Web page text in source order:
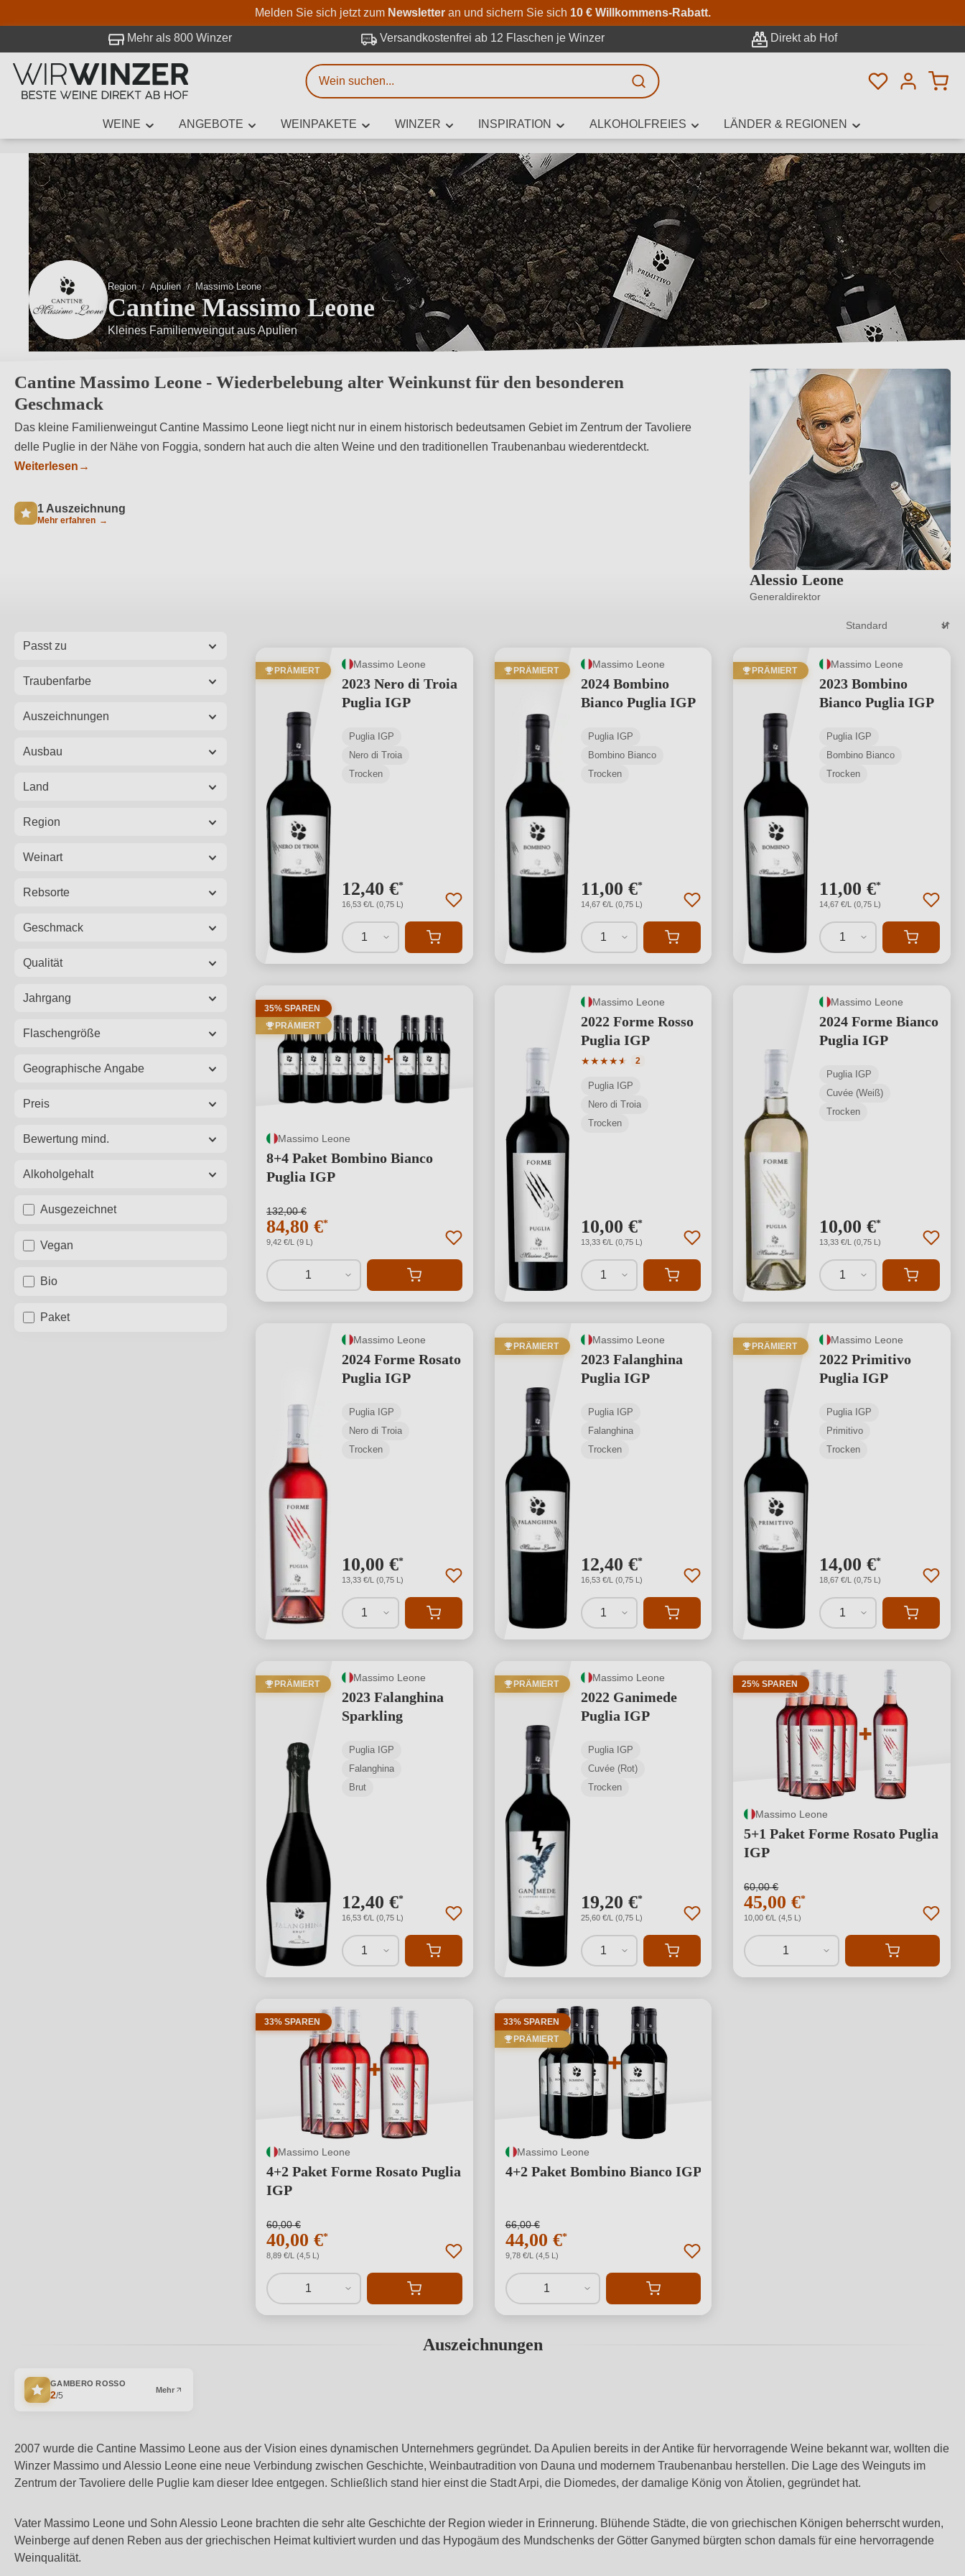
Zum Hauptinhalt springen
Zur Suche springen
Zur Hauptnavigation springen
Melden Sie sich jetzt zum Newsletteran und sichern Sie sich 10 € Willkommens-Rabatt.
Mehr als 800 Winzer Versandkostenfrei ab 12 Flaschen je Winzer Direkt ab Hof
Du hast 0
WEINE ANGEBOTE WEINPAKETE WINZER INSPIRATION ALKOHOLFREIES LÄNDER & REGIONEN
Region Apulien Massimo Leone
Cantine Massimo Leone
Wiederentdeckung der traditionellen Weine
Cantine Massimo Leone - Wiederbelebung alter Weinkunst für den besonderen
Geschmack
Das kleine Familienweingut Cantine Massimo Leone liegt nicht nur in einem historisch bedeutsamen Gebiet im Zentrum der Tavoliere
delle Puglie in der Nähe von Foggia, sondern hat auch die alten Weine und den traditionellen Traubenanbau wiederentdeckt.
Weiterlesen →
1 Auszeichnung
Mehr erfahren →
Alessio Leone
Generaldirektor
Passt zu
Traubenfarbe
Auszeichnungen
Ausbau
Land
Region
Weinart
Rebsorte
Geschmack
Qualität
Jahrgang
Flaschengröße
Geographische Angabe
Preis
Bewertung mind.
Alkoholgehalt
Ausgezeichnet
Vegan
Bio
Paket
PRÄMIERT
Massimo Leone
2023 Nero di Troia
Puglia IGP
Puglia IGP
Nero di Troia
Trocken
12,40 €*
16,53 €/L (0,75 L)
1
PRÄMIERT
Massimo Leone
2024 Bombino
Bianco Puglia IGP
Puglia IGP
Bombino Bianco
Trocken
11,00 €*
14,67 €/L (0,75 L)
1
PRÄMIERT
Massimo Leone
2023 Bombino
Bianco Puglia IGP
Puglia IGP
Bombino Bianco
Trocken
11,00 €*
14,67 €/L (0,75 L)
1
35% SPAREN
PRÄMIERT
Massimo Leone
8+4 Paket Bombino Bianco
Puglia IGP
132,00 €
84,80 €*
9,42 €/L (9 L)
1
Massimo Leone
2022 Forme Rosso
Puglia IGP
★★★★★
★
Durchschnittliche Bewertung von 4.5 von 5 Sternen
2
Puglia IGP
Nero di Troia
Trocken
10,00 €*
13,33 €/L (0,75 L)
1
Massimo Leone
2024 Forme Bianco
Puglia IGP
Puglia IGP
Cuvée (Weiß)
Trocken
10,00 €*
13,33 €/L (0,75 L)
1
Massimo Leone
2024 Forme Rosato
Puglia IGP
Puglia IGP
Nero di Troia
Trocken
10,00 €*
13,33 €/L (0,75 L)
1
PRÄMIERT
Massimo Leone
2023 Falanghina
Puglia IGP
Puglia IGP
Falanghina
Trocken
12,40 €*
16,53 €/L (0,75 L)
1
PRÄMIERT
Massimo Leone
2022 Primitivo
Puglia IGP
Puglia IGP
Primitivo
Trocken
14,00 €*
18,67 €/L (0,75 L)
1
PRÄMIERT
Massimo Leone
2023 Falanghina
Sparkling
Puglia IGP
Falanghina
Brut
12,40 €*
16,53 €/L (0,75 L)
1
PRÄMIERT
Massimo Leone
2022 Ganimede
Puglia IGP
Puglia IGP
Cuvée (Rot)
Trocken
19,20 €*
25,60 €/L (0,75 L)
1
25% SPAREN
Massimo Leone
5+1 Paket Forme Rosato Puglia
IGP
60,00 €
45,00 €*
10,00 €/L (4,5 L)
1
33% SPAREN
Massimo Leone
4+2 Paket Forme Rosato Puglia
IGP
60,00 €
40,00 €*
8,89 €/L (4,5 L)
1
33% SPAREN
PRÄMIERT
Massimo Leone
4+2 Paket Bombino Bianco IGP
66,00 €
44,00 €*
9,78 €/L (4,5 L)
1
Auszeichnungen
GAMBERO ROSSO
2/5
Mehr
2007 wurde die Cantine Massimo Leone aus der Vision eines dynamischen Unternehmers gegründet. Da Apulien bereits in der Antike für hervorragende Weine bekannt war, wollten die
Winzer Massimo und Alessio Leone eine neue Verbindung zwischen Geschichte, Weinbautradition von Dauna und modernem Traubenanbau herstellen. Die Lage des Weinguts im
Zentrum der Tavoliere delle Puglie kam dieser Idee entgegen. Schließlich stand hier einst die Stadt Arpi, die Diomedes, der damalige König von Ätolien, gegründet hat.
Vater Massimo Leone und Sohn Alessio Leone brachten die sehr alte Geschichte der Region wieder in Erinnerung. Blühende Städte, die von griechischen Königen beherrscht wurden,
Weinberge auf denen Reben aus der griechischen Heimat kultiviert wurden und das Hypogäum des Mundschenks der Götter Ganymed bürgten schon damals für eine hervorragende
Weinqualität.
Weinsuche
Mindestens 3 Zeichen eingeben
Erweiterte Suche
Beschreiben Sie, welchen Wein Sie suchen – ob nach Geschmack, Anlass, Weinnamen,
Rebsorte, Region, Winzer oder anderen Kriterien.
bei WirWinzer.